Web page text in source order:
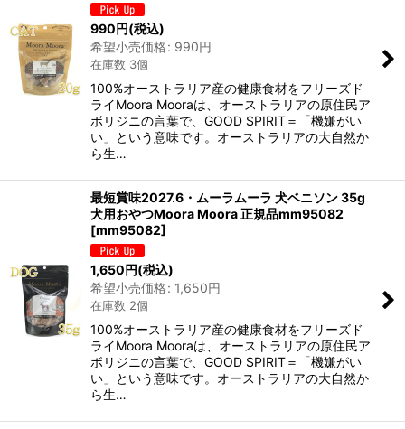
990円(税込)
希望小売価格: 990円
在庫数 3個
100%オーストラリア産の健康食材をフリーズド
ライMoora Mooraは、オーストラリアの原住民ア
ボリジニの言葉で、GOOD SPIRIT＝「機嫌がい
い」という意味です。オーストラリアの大自然か
ら生…
最短賞味2027.6・ムーラムーラ 犬ベニソン 35g
犬用おやつMoora Moora 正規品mm95082
[mm95082]
1,650円(税込)
希望小売価格: 1,650円
在庫数 2個
100%オーストラリア産の健康食材をフリーズド
ライMoora Mooraは、オーストラリアの原住民ア
ボリジニの言葉で、GOOD SPIRIT＝「機嫌がい
い」という意味です。オーストラリアの大自然か
ら生…